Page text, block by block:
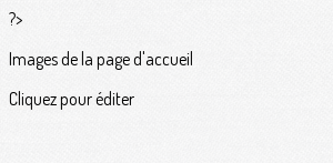
?>
Images de la page d'accueil
Cliquez pour éditer